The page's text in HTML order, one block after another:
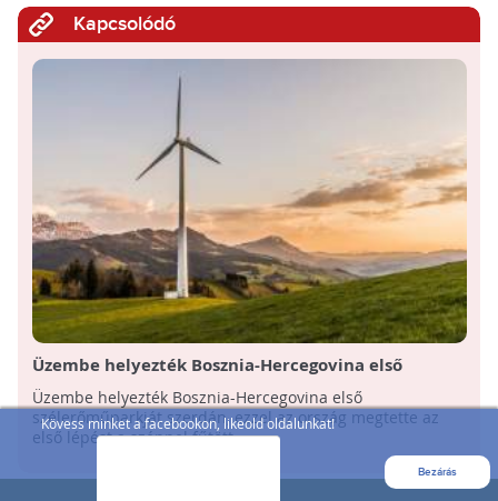
Kövess minket a facebookon, likeold oldalunkat!
Bezárás
Kapcsolódó
Üzembe helyezték Bosznia-Hercegovina első
szélerőműparkját
Üzembe helyezték Bosznia-Hercegovina első
szélerőműparkját szerdán, ezzel az ország megtette az
első lépést a szénnel fűtött ...